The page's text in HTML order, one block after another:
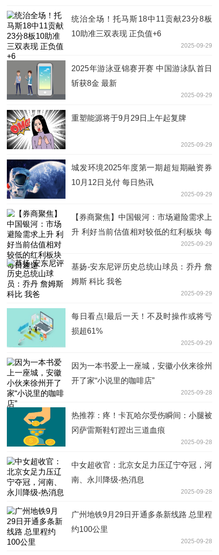
统治全场！托马斯18中11贡献23分8板
10助准三双表现 正负值+6
2025-09-29
2025年游泳亚锦赛开赛 中国游泳队首日
斩获8金 最新
2025-09-29
重塑能源将于9月29日上午起复牌
2025-09-29
城发环境2025年度第一期超短期融资券
10月12日兑付 每日热讯
2025-09-29
【券商聚焦】中国银河：市场避险需求上
升 利好当前估值相对较低的红利板块 每
2025-09-29
基扬-安东尼评历史总统山球员：乔丹 詹
姆斯 科比 我爸
2025-09-29
每日看点!最后一天！不及时操作或将亏
损超61%
2025-09-29
因为一本书爱上一座城，安徽小伙来徐州
开了家“小说里的咖啡店”
2025-09-28
热推荐：疼！卡瓦哈尔受伤瞬间：小腿被
冈萨雷斯鞋钉蹬出三道血痕
2025-09-28
中女超收官：北京女足力压辽宁夺冠，河
南、永川降级-热消息
2025-09-28
广州地铁9月29日开通多条新线路 总里程
约100公里
2025-09-28